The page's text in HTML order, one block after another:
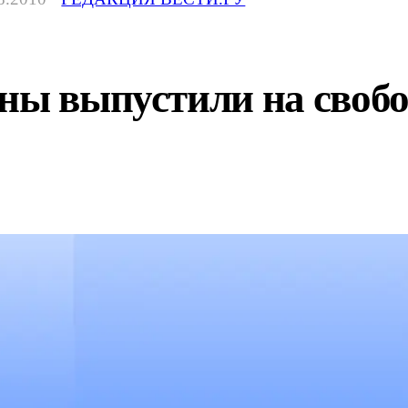
выпустили на